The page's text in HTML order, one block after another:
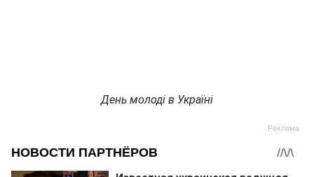
День молоді в Україні